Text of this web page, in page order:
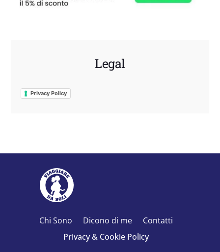
Legal
Privacy Policy
Chi Sono Dicono di me
Contatti
Privacy & Cookie Policy